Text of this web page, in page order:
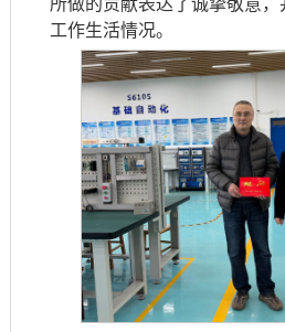
所做的贡献表达了诚挚敬意
工作生活情况。